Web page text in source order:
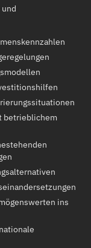
betrieblichem
ins